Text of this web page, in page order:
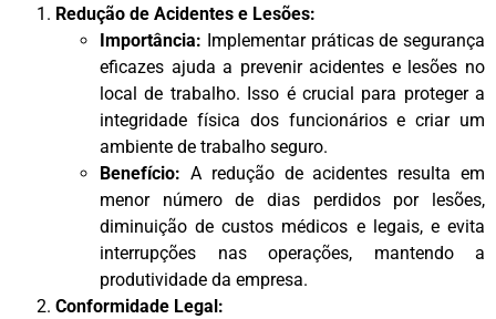
Redução de Acidentes e Lesões:
Importância: Implementar práticas de segurança
eficazes ajuda a prevenir acidentes e lesões no
local de trabalho. Isso é crucial para proteger a
integridade física dos funcionários e criar um
ambiente de trabalho seguro.
Benefício: A redução de acidentes resulta em
menor número de dias perdidos por lesões,
diminuição de custos médicos e legais, e evita
interrupções nas operações, mantendo a
produtividade da empresa.
Conformidade Legal: